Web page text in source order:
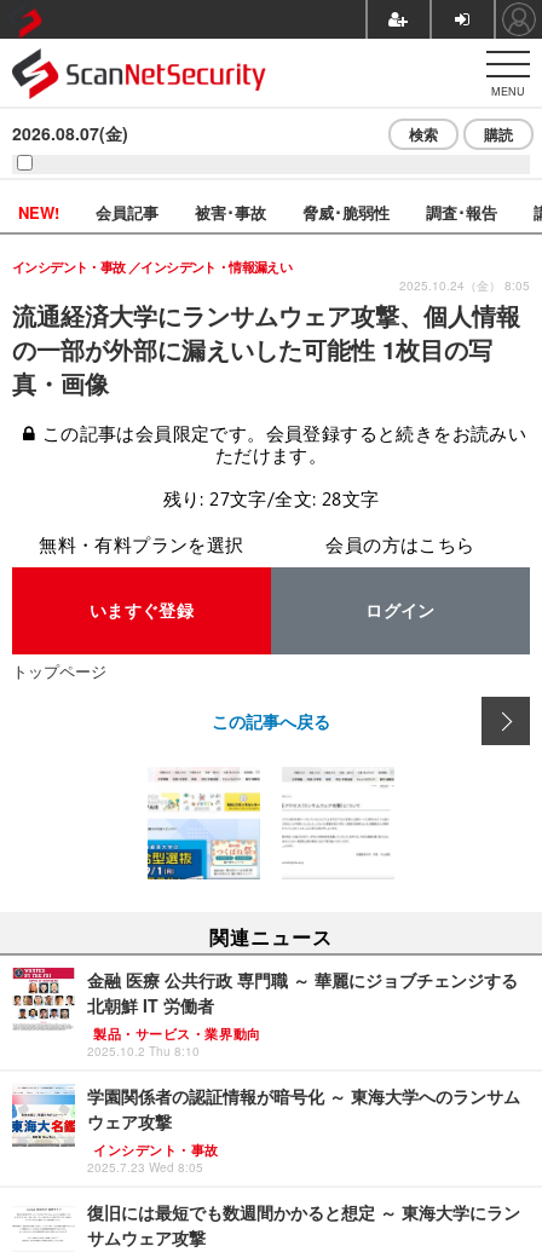
MENU
2026.08.07(金) 検索 購読
NEW! 会員記事 被害･事故 脅威･脆弱性 調査･報告
流通経済大学にランサムウェア攻撃、個人情報
の一部が外部に漏えいした可能性 1枚目の写
真・画像
インシデント・事故 インシデント・情報漏えい
2025.10.24（金） 8:05
この記事は会員限定です。会員登録すると続きをお読みい
ただけます。
残り: 27文字/全文: 28文字
無料・有料プランを選択
いますぐ登録
会員の方はこちら
ログイン
トップページ
この記事へ戻る
関連ニュース
金融 医療 公共行政 専門職 ～ 華麗にジョブチェンジする
北朝鮮 IT 労働者
製品・サービス・業界動向
2025.10.2 Thu 8:10
学園関係者の認証情報が暗号化 ～ 東海大学へのランサム
ウェア攻撃
インシデント・事故
2025.7.23 Wed 8:05
復旧には最短でも数週間かかると想定 ～ 東海大学にラン
サムウェア攻撃